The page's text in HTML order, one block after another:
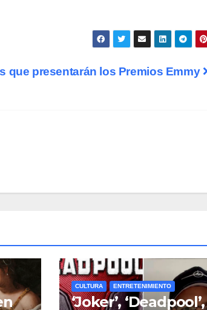
que presentarán los Premios Emmy
CULTURA ENTRETENIMIENTO
‘Joker’, ‘Deadpool’,